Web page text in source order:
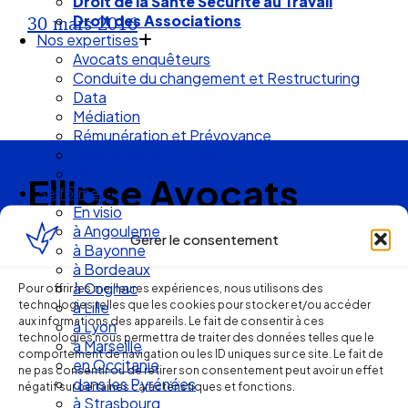
Gérer le consentement
Pour offrir les meilleures expériences, nous utilisons des
technologies telles que les cookies pour stocker et/ou accéder
aux informations des appareils. Le fait de consentir à ces
technologies nous permettra de traiter des données telles que le
comportement de navigation ou les ID uniques sur ce site. Le fait de
ne pas consentir ou de retirer son consentement peut avoir un effet
négatif sur certaines caractéristiques et fonctions.
Droit des Associations
Nos expertises
Avocats enquêteurs
Conduite du changement et Restructuring
Data
Médiation
Rémunération et Prévoyance
Se former
En visio
à Angouleme
à Bayonne
à Bordeaux
à Cognac
à Lille
à Lyon
à Marseille
en Occitanie
dans les Pyrénées
à Strasbourg
30 mars 2016
Ellipse Avocats
Réseau
de cabinets
d’avocats
experts